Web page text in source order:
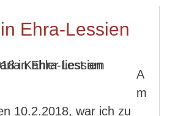
Ehra-Lessien
A
m
10.2.2018, war ich zu